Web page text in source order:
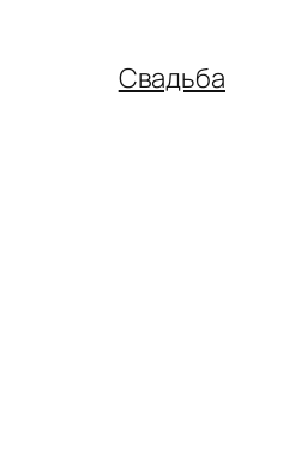
Свадьба